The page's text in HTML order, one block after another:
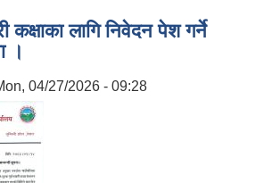
कक्षाका लागि निवेदन पेश गर्ने
।
04/27/2026 - 09:28